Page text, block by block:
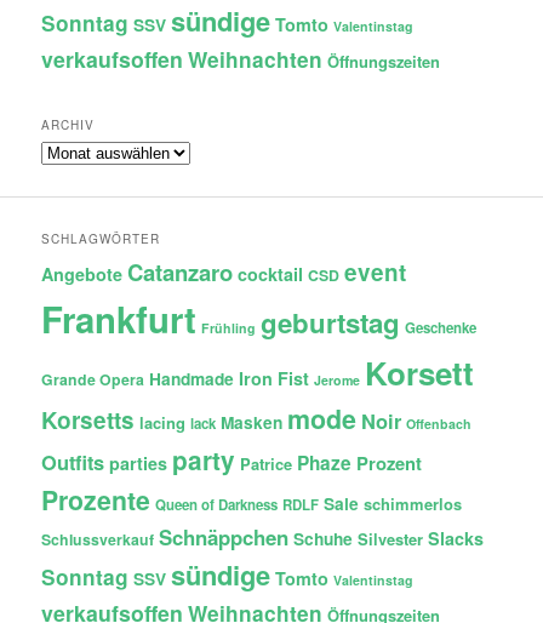
Sonntag SSV sündige Tomto Valentinstag
verkaufsoffen Weihnachten Öffnungszeiten
ARCHIV
Archiv
SCHLAGWÖRTER
Angebote Catanzaro cocktail CSD event
Frankfurt Frühling geburtstag Geschenke
Grande Opera Handmade Iron Fist Jerome Korsett
Korsetts lacing lack Masken mode Noir Offenbach
Outfits parties party Patrice Phaze Prozent
Prozente Queen of Darkness RDLF Sale schimmerlos
Schlussverkauf Schnäppchen Schuhe Silvester Slacks
Sonntag SSV sündige Tomto Valentinstag
verkaufsoffen Weihnachten Öffnungszeiten